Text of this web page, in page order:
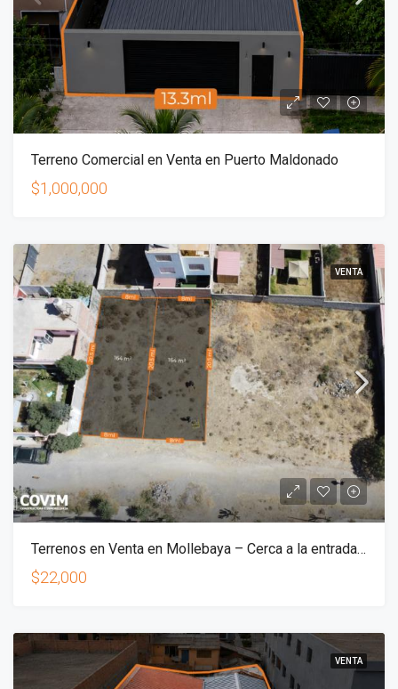
Terreno Comercial en Venta en Puerto Maldonado
$1,000,000
VENTA
Terrenos en Venta en Mollebaya – Cerca a la entrada principal
$22,000
VENTA